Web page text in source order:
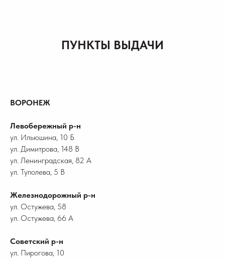
ПУНКТЫ ВЫДАЧИ
ВОРОНЕЖ
Левобережный р-н
ул. Ильюшина, 10 Б
ул. Димитрова, 148 В
ул. Ленинградская, 82 А
ул. Туполева, 5 В
Железнодорожный р-н
ул. Остужева, 58
ул. Остужева, 66 А
Советский р-н
ул. Пирогова, 10